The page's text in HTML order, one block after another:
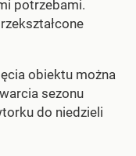
potrzebami.
obiektu można
sezonu
do niedzieli